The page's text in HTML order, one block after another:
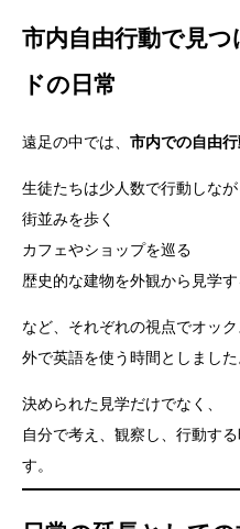
市内自由行動で見
ドの日常
遠足の中では、 市内での自由
生徒たちは少人数で行動しなが
街並みを歩く
カフェやショップを巡る
歴史的な建物を外観から見学す
など、それぞれの視点でオッ
外で英語を使う時間としました
決められた見学だけでなく、
自分で考え、観察し、行動す
す。